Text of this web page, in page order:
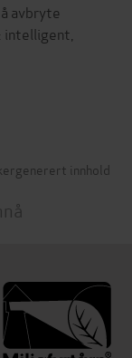
avbryte
innhold